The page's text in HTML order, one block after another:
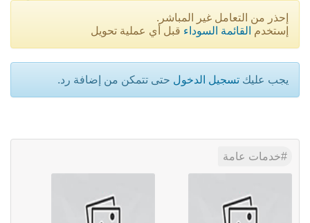
إحذر من التعامل غير المباشر.
إستخدم القائمة السوداء قبل أي عملية تحويل
يجب عليك تسجيل الدخول حتى تتمكن من إضافة رد.
خدمات عامة